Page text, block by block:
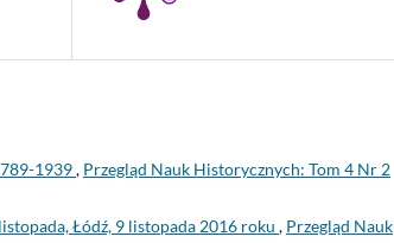
1939, Przegląd Nauk Historycznych: Tom 4 Nr 2
Łódź, 9 listopada 2016 roku , Przegląd Nauk